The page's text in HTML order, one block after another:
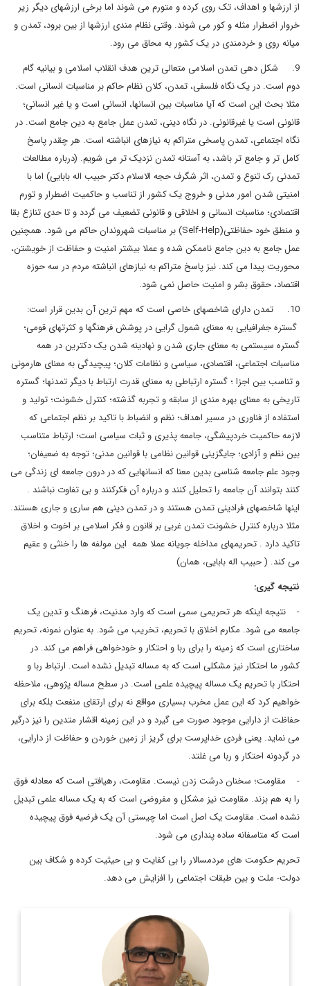
از ارزشها و اهداف، تک روی کرده و متورم می شوند اما برخی ارزشهای دیگر زیر
خروار اضطرار مثله و کور می شوند. وقتی نظام مندی ارزشها از بین برود، تمدن و
میانه روی و خردمندی در یک کشور به محاق می رود.
9. شکل دهی تمدن اسلامی متعالی ترین هدف انقلاب اسلامی و بیانیه گام
دوم است. در یک نگاه فلسفی، تمدن، کلان نظام حاکم بر مناسبات انسانی است.
مثلا بحث این است که آیا مناسبات بین انسانها، انسانی است و یا غیر انسانی؛
قانونی است یا غیرقانونی. در نگاه دینی، تمدن عمل جامع به دین جامع است. در
نگاه اجتماعی، تمدن پاسخی متراکم به نیازهای انباشته است. هر چقدر پاسخ
کامل تر و جامع تر باشد، به آستانه تمدن نزدیک تر می شویم. (درباره مطالعات
تمدنی رک تنوع و تمدن، اثر شگرف حجه الاسلام دکتر حبیب اله بابایی) اما با
امنیتی شدن امور مدنی و خروج یک کشور از تناسب و حاکمیت اضطرار و تورم
اقتصادی؛ مناسبات انسانی و اخلاقی و قانونی تضعیف می گردد و تا حدی تنازع بقا
و منطق خود حفاظتی(Self-Help) بر مناسبات شهروندان حاکم می شود. همچنین
عمل جامع به دین جامع ناممکن شده و عملا بیشتر امنیت و حفاظت از خویشتن،
محوریت پیدا می کند. نیز پاسخ متراکم به نیازهای انباشته مردم در سه حوزه
اقتصاد، حقوق بشر و امنیت حاصل نمی شود.
10. تمدن دارای شاخصهای خاصی است که مهم ترین آن بدین قرار است:
گستره جغرافیایی به معنای شمول گرایی در پوشش فرهنگها و کثرتهای قومی؛
گستره سیستمی به معنای جاری شدن و نهادینه شدن یک دکترین در همه
مناسبات اجتماعی، اقتصادی، سیاسی و نظامات کلان؛ پیچیدگی به معنای هارمونی
و تناسب بین اجزا ؛ گستره ارتباطی به معنای قدرت ارتباط با دیگر تمدنها؛ گستره
تاریخی به معنای بهره مندی از سابقه و تجربه گذشته؛ کنترل خشونت؛ تولید و
استفاده از فناوری در مسیر اهداف؛ نظم و انضباط با تاکید بر نظم اجتماعی که
لازمه حاکمیت خردپیشگی، جامعه پذیری و ثبات سیاسی است؛ ارتباط متناسب
بین نظم و آزادی؛ جایگزینی قوانین نظامی با قوانین مدنی؛ توجه به ضعیفان؛
وجود علم جامعه شناسی بدین معنا که انسانهایی که در درون جامعه ای زندگی می
کنند بتوانند آن جامعه را تحلیل کنند و درباره آن فکرکنند و بی تفاوت نباشند .
اینها شاخصهای فرادینی تمدن هستند و در تمدن دینی هم ساری و جاری هستند.
مثلا درباره کنترل خشونت تمدن غربی بر قانون و فکر اسلامی بر اخوت و اخلاق
تاکید دارد . تحریمهای مداخله جویانه عملا همه این مولفه ها را خنثی و عقیم
می کند. ( حبیب اله بابایی، همان)
نتیجه گیری:
- نتیجه اینکه هر تحریمی سمی است که وارد مدنیت، فرهنگ و تدین یک
جامعه می شود. مکارم اخلاق با تحریم، تخریب می شود. به عنوان نمونه، تحریم
ساختاری است که زمینه را برای ربا و احتکار و خودخواهی فراهم می کند. در
کشور ما احتکار نیز مشکلی است که به مساله تبدیل نشده است. ارتباط ربا و
احتکار با تحریم یک مساله پیچیده علمی است. در سطح مساله پژوهی، ملاحظه
خواهیم کرد که این عمل مخرب بسیاری مواقع نه برای ارتقای منفعت بلکه برای
حفاظت از دارایی موجود صورت می گیرد و در این زمینه اقشار متدین را نیز درگیر
می نماید. یعنی فردی خداپرست برای گریز از زمین خوردن و حفاظت از دارایی،
در گردونه احتکار و ربا می غلتد.
- مقاومت؛ سخنان درشت زدن نیست. مقاومت، رهیافتی است که معادله فوق
را به هم بزند. مقاومت نیز مشکل و مفروضی است که به یک مساله علمی تبدیل
نشده است. مقاومت یک اصل است اما چیستی آن یک فرضیه فوق پیچیده
است که متاسفانه ساده پنداری می شود.
تحریم حکومت های مردمسالار را بی کفایت و بی حیثیت کرده و شکاف بین
دولت- ملت و بین طبقات اجتماعی را افزایش می دهد.
پژوهشگر اندیشه سیاسی و دیپلماسی
اطلاعات بیشتر